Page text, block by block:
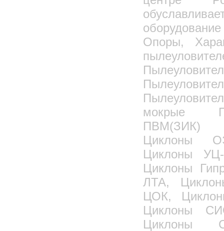
Опоры,
мокрые
ПВМ(ЗИК)
Циклоны
Циклоны
Циклоны
ЛТА,
ЦОК,
Циклоны
Циклоны